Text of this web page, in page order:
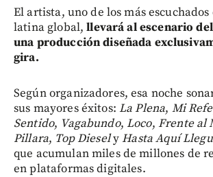
El artista, uno de los más
latina global,llevará al escenario
una producción diseñada
gira.
Según organizadores, esa noche
sus mayores éxitos: La Plena, Mi Refe
Sentido, Vagabundo,Loco, Frente al
Pillara, Top DieselyHasta Aquí
que acumulan miles de millones de
en plataformas digitales.